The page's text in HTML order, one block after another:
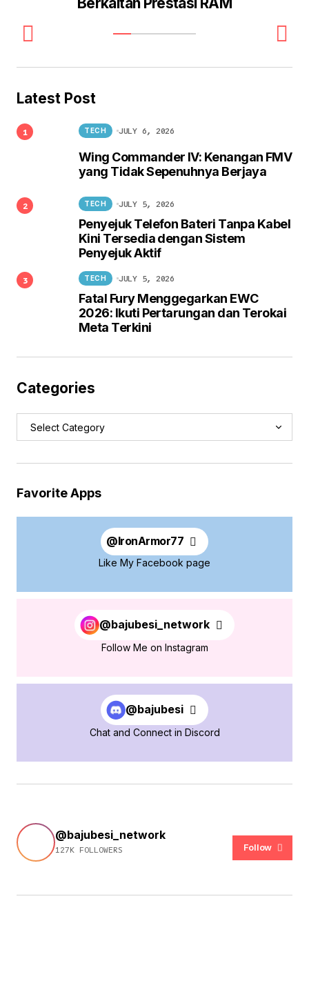
Latest Post
Wing Commander IV: Kenangan FMV
yang Tidak Sepenuhnya Berjaya
TECH JULY 6, 2026
Penyejuk Telefon Bateri Tanpa Kabel
Kini Tersedia dengan Sistem
Penyejuk Aktif
TECH JULY 5, 2026
Fatal Fury Menggegarkan EWC
2026: Ikuti Pertarungan dan Terokai
Meta Terkini
TECH JULY 5, 2026
Categories
Favorite Apps
@IronArmor77
Like My Facebook page
@bajubesi_network
Follow Me on Instagram
@bajubesi
Chat and Connect in Discord
@bajubesi_network
127K FOLLOWERS Follow